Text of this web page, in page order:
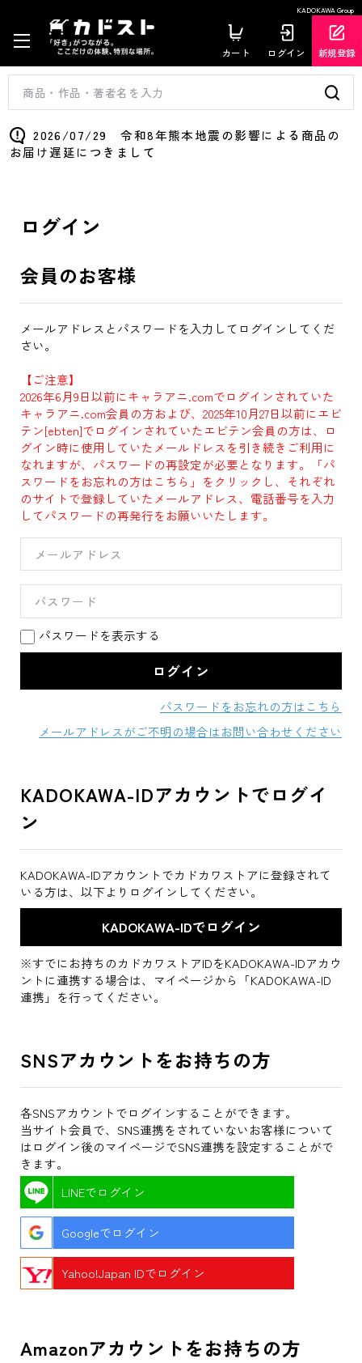
KADOKAWA Group
カート ログイン 新規登録
2026/07/29 令和8年熊本地震の影響による商品の
お届け遅延につきまして
ログイン
会員のお客様
メールアドレスとパスワードを入力してログインしてくだ
さい。
【ご注意】
2026年6月9日以前にキャラアニ.comでログインされていた
キャラアニ.com会員の方および、2025年10月27日以前にエビ
テン[ebten]でログインされていたエビテン会員の方は、ロ
グイン時に使用していたメールドレスを引き続きご利用に
なれますが、パスワードの再設定が必要となります。「パ
スワードをお忘れの方はこちら」をクリックし、それぞれ
のサイトで登録していたメールアドレス、電話番号を入力
してパスワードの再発行をお願いいたします。
パスワードを表示する
パスワードをお忘れの方はこちら
メールアドレスがご不明の場合はお問い合わせください
KADOKAWA-IDアカウントでログイ
ン
KADOKAWA-IDアカウントでカドカワストアに登録されて
いる方は、以下よりログインしてください。
※すでにお持ちのカドカワストアIDをKADOKAWA-IDアカウ
ントに連携する場合は、マイページから「KADOKAWA-ID
連携」を行ってください。
SNSアカウントをお持ちの方
各SNSアカウントでログインすることができます。
当サイト会員で、SNS連携をされていないお客様について
はログイン後のマイページでSNS連携を設定することがで
きます。
LINEでログイン
Googleでログイン
Yahoo!Japan IDでログイン
Amazonアカウントをお持ちの方